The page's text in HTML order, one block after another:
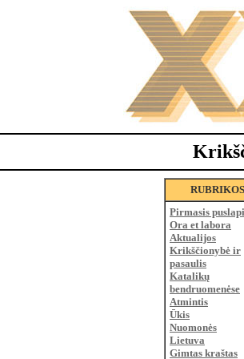
RUBRIKOS
Pirmasis
Ora et labora
Aktualijos
Krikščionybė ir
pasaulis
Katalikų
bendruomenėse
Atmintis
Ūkis
Nuomonės
Lietuva
Gimtas kraštas